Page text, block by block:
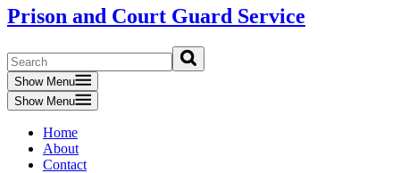
Prison and Court Guard Service
Show Menu
Show Menu
Home
About
Contact